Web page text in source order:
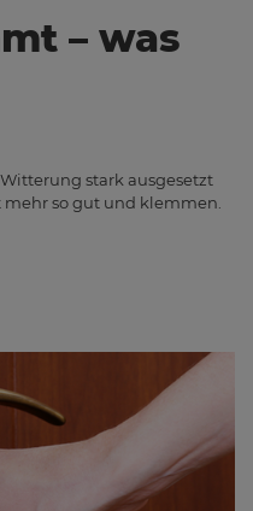
– was
stark ausgesetzt
so gut und klemmen.